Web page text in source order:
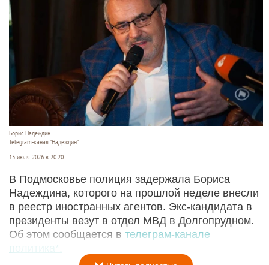
Борис Надеждин
Telegram-канал "Надеждин"
13 июля 2026 в 20:20
В Подмосковье полиция задержала Бориса
Надеждина, которого на прошлой неделе внесли
в реестр иностранных агентов. Экс-кандидата в
президенты везут в отдел МВД в Долгопрудном.
Об этом сообщается в телеграм-канале
политика*.